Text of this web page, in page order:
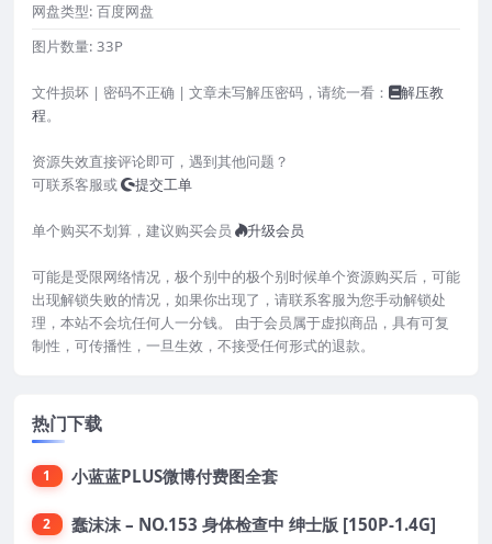
网盘类型: 百度网盘
图片数量: 33P
文件损坏 | 密码不正确 | 文章未写解压密码，请统一看：
解压教
程。
资源失效直接评论即可，遇到其他问题？
可联系客服或
提交工单
单个购买不划算，建议购买会员 升级会员
可能是受限网络情况，极个别中的极个别时候单个资源购买后，可能
出现解锁失败的情况，如果你出现了，请联系客服为您手动解锁处
理，本站不会坑任何人一分钱。 由于会员属于虚拟商品，具有可复
制性，可传播性，一旦生效，不接受任何形式的退款。
热门下载
1 小蓝蓝PLUS微博付费图全套
2 蠢沫沫 – NO.153 身体检查中 绅士版 [150P-1.4G]